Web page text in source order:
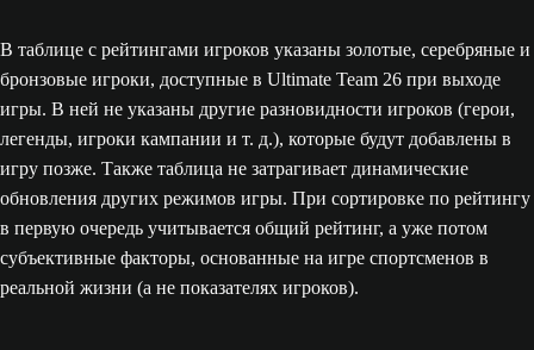
В таблице с рейтингами игроков указаны золотые, серебряные и
бронзовые игроки, доступные в Ultimate Team 26 при выходе
игры. В ней не указаны другие разновидности игроков (герои,
легенды, игроки кампании и т. д.), которые будут добавлены в
игру позже. Также таблица не затрагивает динамические
обновления других режимов игры. При сортировке по рейтингу
в первую очередь учитывается общий рейтинг, а уже потом
субъективные факторы, основанные на игре спортсменов в
реальной жизни (а не показателях игроков).